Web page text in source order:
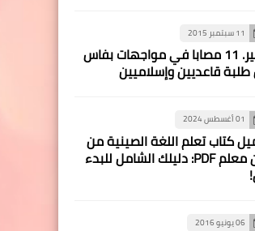
11 سبتمبر 2015
خطير. 11 مصابا في مواجهات بفاس
طلبة قاعديين وإسلاميين
01 أغسطس 2024
كتاب تعلم اللغة الصينية من
دون معلم PDF: دليلك الشامل للبدء
06 يونيو 2016